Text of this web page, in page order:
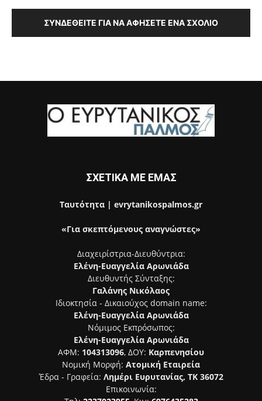
ΣΥΝΔΕΘΕΊΤΕ ΓΙΑ ΝΑ ΑΦΉΣΕΤΕ ΈΝΑ ΣΧΌΛΙΟ
ΣΧΕΤΙΚΑ ΜΕ ΕΜΑΣ
Ταυτότητα | evrytanikospalmos.gr
«Για σκεπτόμενους αναγνώστες»
Διαχειρίστρια-Διευθύντρια:
Ελένη-Ευαγγελία Αρωνιάδα
Διευθυντής Σύνταξης:
Γαλάνης Νικόλαος
Ιδιοκτησία - Δικαιούχος domain name:
Ελένη-Ευαγγελία Αρωνιάδα
Νόμιμος Εκπρόσωπος:
Ελένη-Ευαγγελία Αρωνιάδα
ΑΦΜ: 104313096, ΔΟΥ: Καρπενησίου
Νομική Μορφή: Ατομική Εταιρεία
Έδρα - Γραφεία: Λημέρι Ευρυτανίας, ΤΚ 36072
Επικοινωνία: